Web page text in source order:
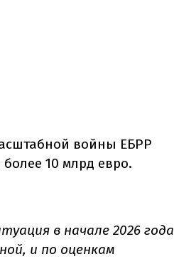
войны ЕБРР
10 млрд евро.
в начале 2026 года
и по оценкам